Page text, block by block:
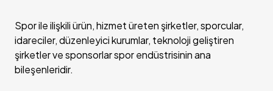
Spor ile ilişkili ürün, hizmet üreten şirketler, sporcular,
idareciler, düzenleyici kurumlar, teknoloji geliştiren
şirketler ve sponsorlar spor endüstrisinin ana
bileşenleridir.